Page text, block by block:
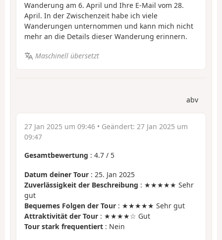
Wanderung am 6. April und Ihre E-Mail vom 28.
April. In der Zwischenzeit habe ich viele
Wanderungen unternommen und kann mich nicht
mehr an die Details dieser Wanderung erinnern.
Maschinell übersetzt
abv
27 Jan 2025 um 09:46 • Geändert: 27 Jan 2025 um
09:47
Gesamtbewertung : 4.7 / 5
Datum deiner Tour : 25. Jan 2025
Zuverlässigkeit der Beschreibung : ★★★★★ Sehr
gut
Bequemes Folgen der Tour : ★★★★★ Sehr gut
Attraktivität der Tour : ★★★★☆ Gut
Tour stark frequentiert : Nein